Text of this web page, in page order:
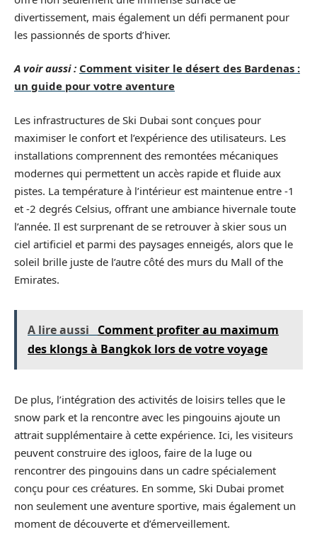
divertissement, mais également un défi permanent pour
les passionnés de sports d’hiver.
A voir aussi : Comment visiter le désert des Bardenas :
un guide pour votre aventure
Les infrastructures de Ski Dubai sont conçues pour
maximiser le confort et l’expérience des utilisateurs. Les
installations comprennent des remontées mécaniques
modernes qui permettent un accès rapide et fluide aux
pistes. La température à l’intérieur est maintenue entre -1
et -2 degrés Celsius, offrant une ambiance hivernale toute
l’année. Il est surprenant de se retrouver à skier sous un
ciel artificiel et parmi des paysages enneigés, alors que le
soleil brille juste de l’autre côté des murs du Mall of the
Emirates.
A lire aussi
Comment profiter au maximum
des klongs à Bangkok lors de votre voyage
De plus, l’intégration des activités de loisirs telles que le
snow park et la rencontre avec les pingouins ajoute un
attrait supplémentaire à cette expérience. Ici, les visiteurs
peuvent construire des igloos, faire de la luge ou
rencontrer des pingouins dans un cadre spécialement
conçu pour ces créatures. En somme, Ski Dubai promet
non seulement une aventure sportive, mais également un
moment de découverte et d’émerveillement.